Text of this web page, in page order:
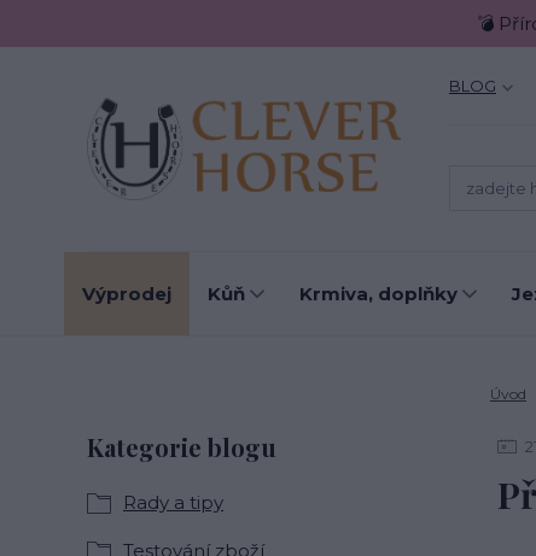
💣
BLOG
Výprodej Kůň Krmiva, doplňky
Úvod
Kategorie blogu
Rady a tipy
Testování zboží
21